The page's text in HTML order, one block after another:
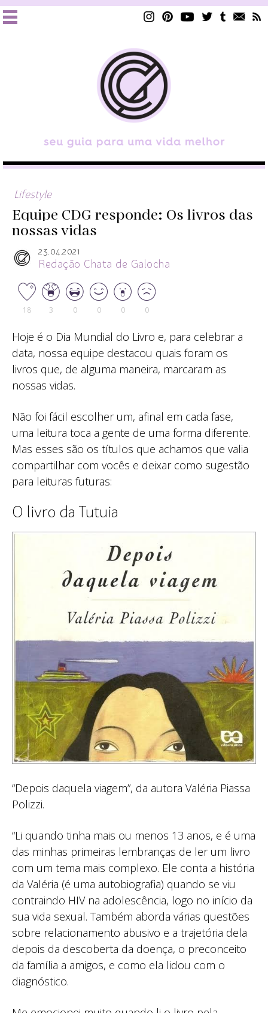
Lifestyle
Equipe CDG responde: Os livros das
nossas vidas
23.04.2021
Redação Chata de Galocha
18 3 0 0 0 0
Hoje é o Dia Mundial do Livro e, para celebrar a
data, nossa equipe destacou quais foram os
livros que, de alguma maneira, marcaram as
nossas vidas.
Não foi fácil escolher um, afinal em cada fase,
uma leitura toca a gente de uma forma diferente.
Mas esses são os títulos que achamos que valia
compartilhar com vocês e deixar como sugestão
para leituras futuras:
O livro da Tutuia
“Depois daquela viagem”, da autora Valéria Piassa
Polizzi.
“Li quando tinha mais ou menos 13 anos, e é uma
das minhas primeiras lembranças de ler um livro
com um tema mais complexo. Ele conta a história
da Valéria (é uma autobiografia) quando se viu
contraindo HIV na adolescência, logo no início da
sua vida sexual. Também aborda várias questões
sobre relacionamento abusivo e a trajetória dela
depois da descoberta da doença, o preconceito
da família a amigos, e como ela lidou com o
diagnóstico.